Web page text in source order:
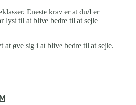
Eneste krav er at du/I er
lyst til at blive bedre til at sejle
at øve sig i at blive bedre til at sejle.